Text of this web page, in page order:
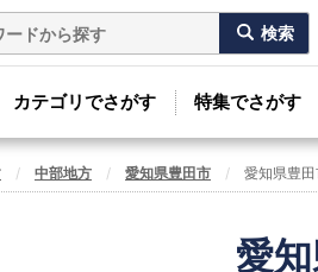
カテゴリでさがす 特集でさがす
中部地方 愛知県豊田市 愛知県豊
愛